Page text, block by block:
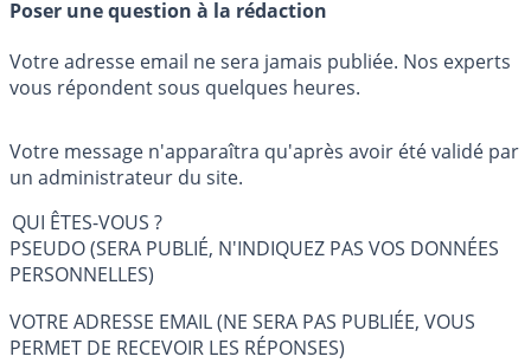
Poser une question à la rédaction
Votre adresse email ne sera jamais publiée. Nos experts
vous répondent sous quelques heures.
Votre message n'apparaîtra qu'après avoir été validé par
un administrateur du site.
QUI ÊTES-VOUS ?
PSEUDO (SERA PUBLIÉ, N'INDIQUEZ PAS VOS DONNÉES
PERSONNELLES)
VOTRE ADRESSE EMAIL (NE SERA PAS PUBLIÉE, VOUS
PERMET DE RECEVOIR LES RÉPONSES)